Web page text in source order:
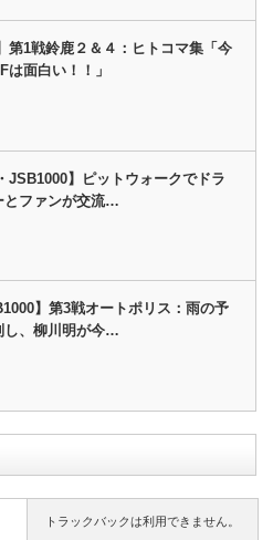
第1戦鈴鹿２＆４：ヒトコマ集「今
は面白い！！」
JSB1000】ピットウォークでドラ
とファンが交流…
】第3戦オートポリス：雨の予
し、柳川明が今…
トラックバックは利用できません。